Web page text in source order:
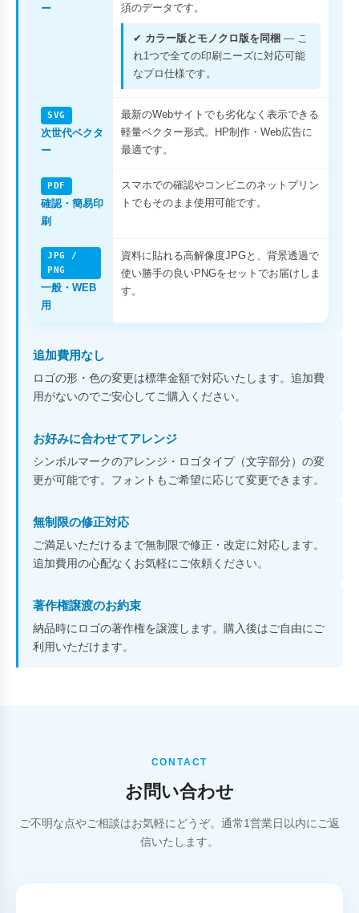
ー
須のデータです。
✔ カラー版とモノクロ版を同梱 — こ
れ1つで全ての印刷ニーズに対応可能
なプロ仕様です。
SVG
次世代ベクタ
ー
最新のWebサイトでも劣化なく表示できる
軽量ベクター形式。HP制作・Web広告に
最適です。
PDF
確認・簡易印
刷
スマホでの確認やコンビニのネットプリン
トでもそのまま使用可能です。
JPG /
PNG
一般・WEB
用
資料に貼れる高解像度JPGと、背景透過で
使い勝手の良いPNGをセットでお届けしま
す。
追加費用なし
ロゴの形・色の変更は標準金額で対応いたします。追加費
用がないのでご安心してご購入ください。
お好みに合わせてアレンジ
シンボルマークのアレンジ・ロゴタイプ（文字部分）の変
更が可能です。フォントもご希望に応じて変更できます。
無制限の修正対応
ご満足いただけるまで無制限で修正・改定に対応します。
追加費用の心配なくお気軽にご依頼ください。
著作権譲渡のお約束
納品時にロゴの著作権を譲渡します。購入後はご自由にご
利用いただけます。
CONTACT
お問い合わせ
ご不明な点やご相談はお気軽にどうぞ。通常1営業日以内にご返
信いたします。